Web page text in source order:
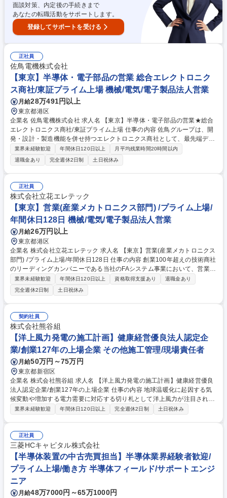
面談対策、内定後の手続きまで
あなたの転職活動をサポートします。
登録してサポートを受ける
正社員
佐鳥電機株式会社
【東京】半導体・電子部品の営業 総合エレクトロニク
ス商社/東証プライム上場 機械/電気/電子製品法人営業
月給28万491円以上
東京都港区
企業名 佐鳥電機株式会社 求人名 【東京】半導体・電子部品の営業★総合
エレクトロニクス商社/東証プライム上場 仕事の内容 佐鳥グループは、開
発・設計・製造機能を併せ持つエレクトロニクス商社として、最先端デバ
イスをさまざまな国や地域に供給しています。そんな当社において取扱製
品のソリューション・提案活動を担当いただきます。 【業務内容】■既存
顧客（法人）への半導体を中心とした電子部品等の提案営業 ※外資系半導
体を国内顧客への提案営業 ■製品調達管理 ■海外現法との納期調整対応 ◎
教育体制：充実したOJT制度がありますので業界未経験の方でも安心し て
ご入社頂けます。 【変更の範囲】当社業務全般 募集職種 【東京】半導
体・電子部品の営業★総合エレクトロニクス商社/東証プライム上場
業界未経験歓迎 年間休日120日以上
月平均残業時間20時間以内
退職金あり
完全週休2日制 土日祝休み
正社員
株式会社立花エレテック
【東京】営業(産業メカトロニクス部門) /プライム上場/
年間休日128日 機械/電気/電子製品法人営業
月給26万円以上
東京都港区
企業名 株式会社立花エレテック 求人名 【東京】営業(産業メカトロニクス
部門) /プライム上場/年間休日128日 仕事の内容 創業100年超えの技術商社
のリーディングカンパニーである当社のFAシステム事業において、営業職
をご担当いただきます。 （ご経験や実力に応じてお任せしますので、全て
を1人でというわけではありません） ■エンドユーザー向けと販売店向け
に対し、レーザー加工機、放電加工機、またマシニングセンターなどの各
種工作機械の提案 ■大手企業から中小企業まで規模の異なる企業を20社か
ら30社程度対応 ■1千万円から数億円規模の単価のため、”お客様の社運を
かけた設備投資に携わる”ことがおもしろさ ■高単価商材のため1案件当た
り、約半年ほどかけて、じっくりと顧客ニーズに寄り添います 募集職種
【東京】営業(産業メカトロニクス部門) /プライム上場/年間休日128日
業界未経験歓迎 年間休日120日以上 資格取得支援あり
退職金あり
完全週休2日制
土日祝休み
契約社員
株式会社熊谷組
【洋上風力発電の施工計画】健康経営優良法人認定企
業/創業127年の上場企業 その他施工管理/現場責任者
月給50万円～75万円
東京都新宿区
企業名 株式会社熊谷組 求人名 【洋上風力発電の施工計画】健康経営優良
法人認定企業/創業127年の上場企業 仕事の内容 地球温暖化に起因する気
候変動や増加する電力需要に対応する切り札として洋上風力が注目されて
います。当社では洋上風力の建設用SEP船を他５社と共同で保有運用し我
業務の助成 ■浮体式洋上風力発電の実証に向けた施工計画や施工検討、学
識経験者との協調実証実験予定海域の関係者交渉 ■ベトナム国にて当社が
発電事業者となる洋上風力発電事業の技術的支援施工監理など ◎風力発電
設計段階ではオフィスでの業務、施工開始後は洋上（船上）で3～6カ月ほ
ど施工管理業務を頂くイメージです。 募集職種 【洋上風力発電の施工計
画】健康経営優良法人認定企業/創業127年の上場企業
業界未経験歓迎 年間休日120日以上 完全週休2日制 土日祝休み
正社員
三菱HCキャピタル株式会社
【半導体装置の中古売買担当】半導体業界経験者歓迎/
プライム上場/働き方 半導体フィールド/サポートエンジ
ニア
月給48万7000円～65万1000円